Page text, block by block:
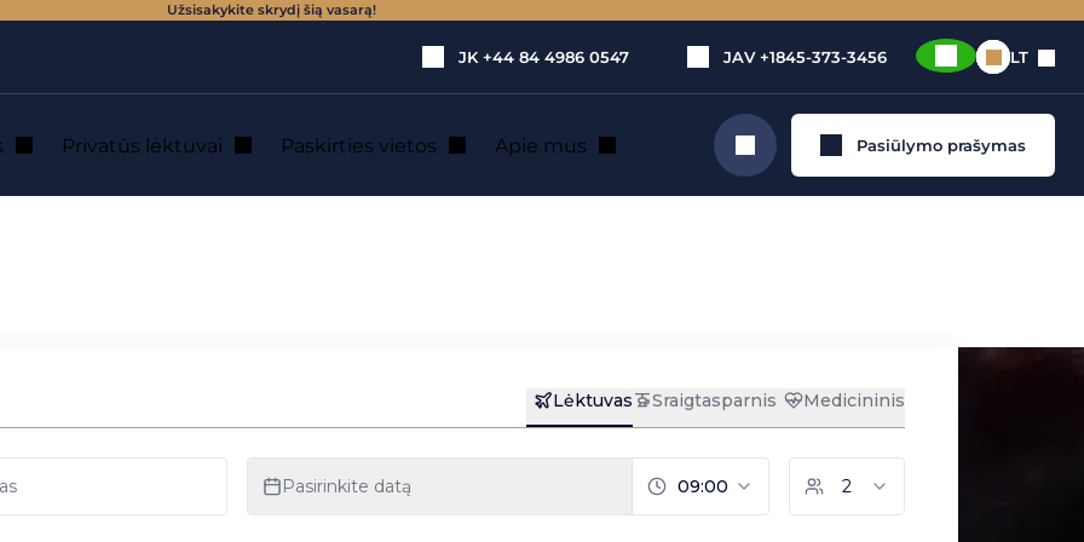
Užsisakykite skrydį šią vasarą!
JK +44 84 4986 0547 JAV +1845-373-3456 LT
Privatūs lėktuvai Paskirties vietos Apie mus Ieškoti Pasiūlymo prašymas